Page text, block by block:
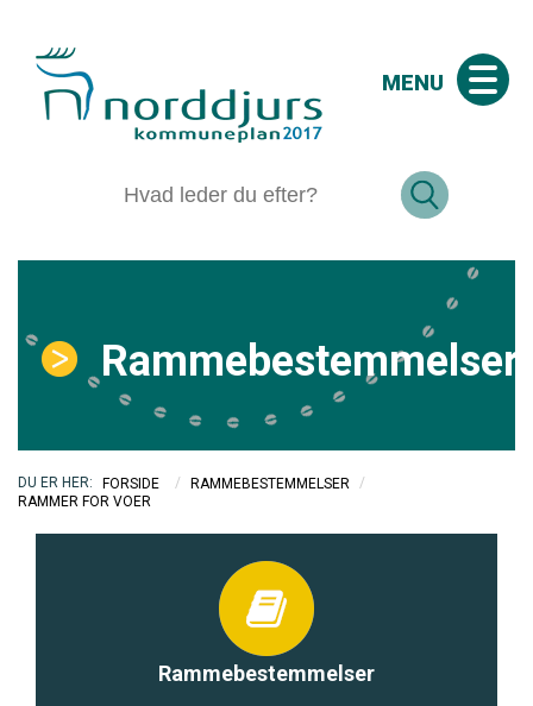
MENU
Rammebestemmelser
FORSIDE / RAMMEBESTEMMELSER
/
RAMMER FOR VOER
Rammebestemmelser